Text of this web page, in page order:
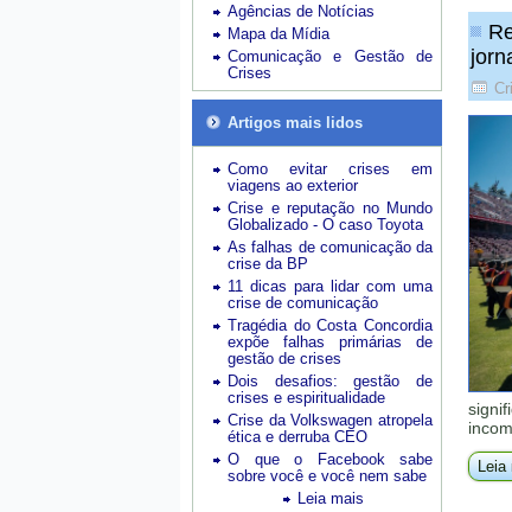
Agências de Notícias
Mapa da Mídia
Comunicação e Gestão de
Crises
Artigos mais lidos
Como evitar crises em
viagens ao exterior
Crise e reputação no Mundo
Globalizado - O caso Toyota
As falhas de comunicação da
crise da BP
11 dicas para lidar com uma
crise de comunicação
Tragédia do Costa Concordia
expõe falhas primárias de
gestão de crises
Dois desafios: gestão de
crises e espiritualidade
Crise da Volkswagen atropela
ética e derruba CEO
O que o Facebook sabe
sobre você e você nem sabe
Leia mais
Leia